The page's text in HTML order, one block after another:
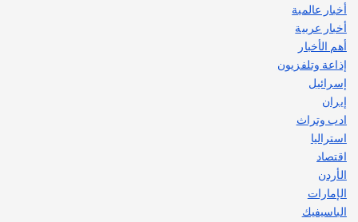
أخبار عالمية
أخبار عربية
أهم الأخبار
إذاعة وتلفزيون
إسرائيل
إيران
ادب وتراث
استراليا
اقتصاد
الأردن
الإمارات
الباسيفيك